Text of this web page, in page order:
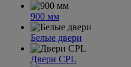
900 мм
Белые двери
Двери CPL